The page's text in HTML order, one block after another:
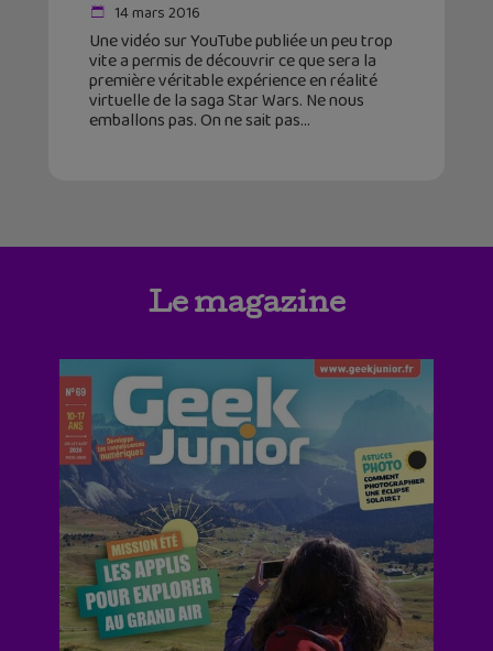
14 mars 2016
Une vidéo sur YouTube publiée un peu trop
vite a permis de découvrir ce que sera la
première véritable expérience en réalité
virtuelle de la saga Star Wars. Ne nous
emballons pas. On ne sait pas
Le magazine